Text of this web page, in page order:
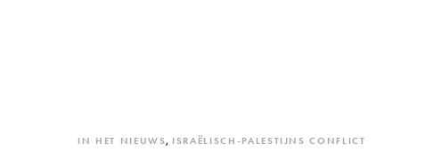
IN HET NIEUWS, ISRAËLISCH-PALESTIJNS CONFLICT